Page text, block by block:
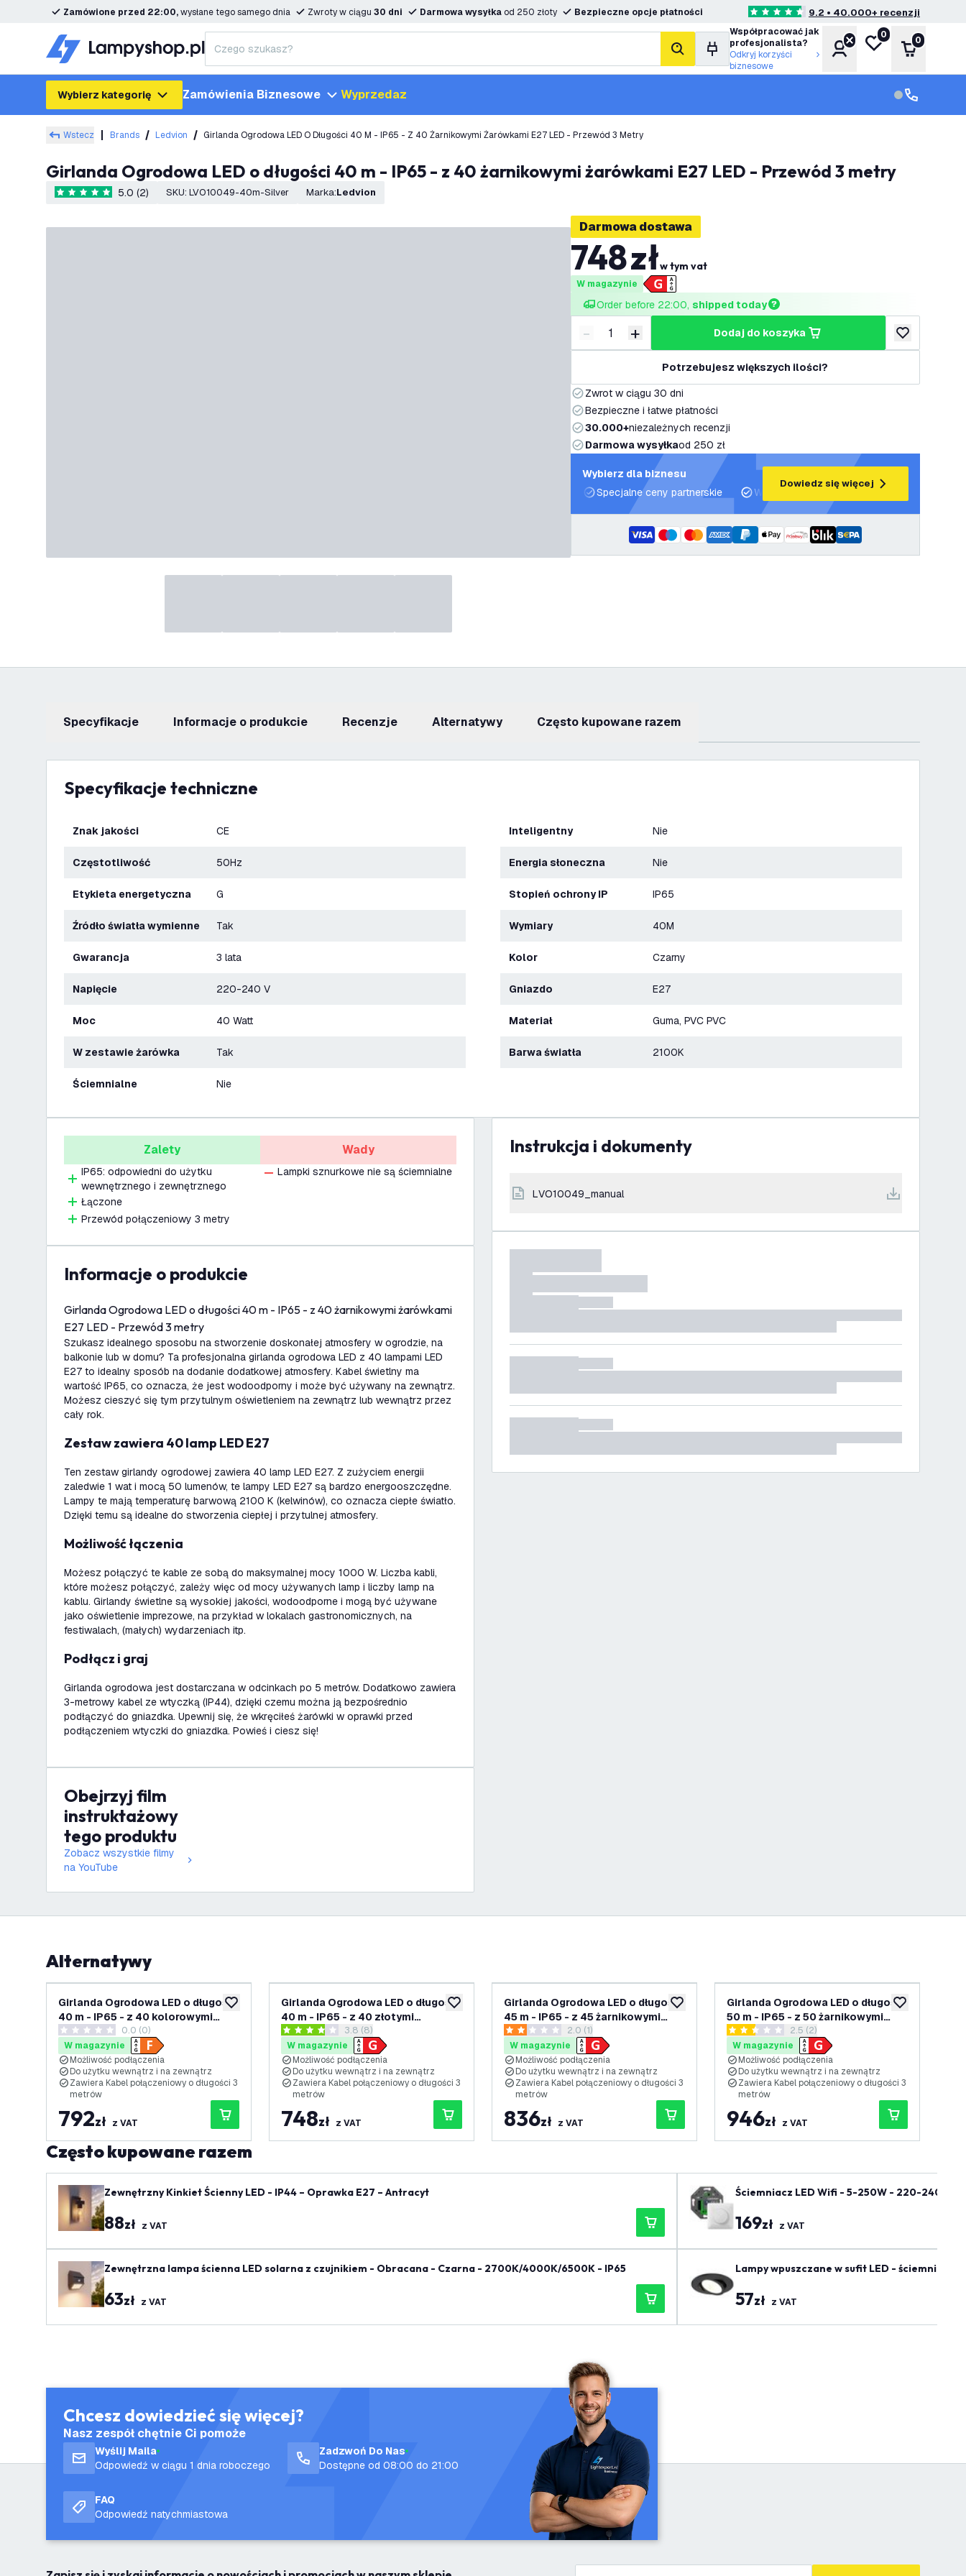
Zamówione przed 22:00,wysłane tego samego dnia Zwroty w ciągu 30 dni Darmowa wysyłka od 250 złoty Bezpieczne opcje płatności 4.6 Gwiazdki oceny9.2 • 40.000+ recenzji
Szukaj
Współpracować jak
profesjonalista?
Odkryj korzyści
biznesowe
KontoMoja lista życzeń
0
Koszyk
0
Wybierz kategorię Zamówienia Biznesowe Wyprzedaz Obsługa
Obsługa
Wstecz Brands Ledvion Girlanda Ogrodowa LED O Długości 40 M - IP65 - Z 40 Żarnikowymi Żarówkami E27 LED - Przewód 3 Metry
Girlanda Ogrodowa LED o długości 40 m - IP65 - z 40 żarnikowymi żarówkami E27 LED - Przewód 3 metry
5 Gwiazdki oceny
5.0 (2) SKU: LVO10049-40m-Silver Marka: Ledvion
Darmowa dostawa
748złw tym vat
W magazynie
Order before 22:00, shipped today
Zmniejsz ilość
- Zwiększ ilość
+ dodaj do koszyka
dodaj do listy
Potrzebujesz większych ilości?
Zwrot w ciągu 30 dni
Bezpieczne i łatwe płatności
30.000+niezależnych recenzji
Darmowa wysyłkaod 250 zł
Wybierz dla biznesu
Specjalne ceny partnerskie
Wsparcie projektowe i plany oświetleniowe
Dowiedz się więcej
Specyfikacje informacje o produkcie recenzje Alternatywy Często kupowane razem
Specyfikacje techniczne
Znak jakości CE
Częstotliwość 50Hz
Etykieta energetyczna G
Źródło światła wymienne Tak
Gwarancja 3 lata
Napięcie 220-240 V
Moc 40 Watt
W zestawie żarówka Tak
Ściemnialne Nie
Inteligentny Nie
energia słoneczna Nie
Stopień ochrony IP IP65
Wymiary 40M
Kolor Czarny
Gniazdo E27
Materiał Guma, PVC PVC
Barwa światła 2100K
Zalety
IP65: odpowiedni do użytku
wewnętrznego i zewnętrznego
Łączone
Przewód połączeniowy 3 metry
Wady
Lampki sznurkowe nie są ściemnialne
informacje o produkcie
Girlanda Ogrodowa LED o długości 40 m - IP65 - z 40 żarnikowymi żarówkami
E27 LED - Przewód 3 metry
Szukasz idealnego sposobu na stworzenie doskonałej atmosfery w ogrodzie, na
balkonie lub w domu? Ta profesjonalna girlanda ogrodowa LED z 40 lampami LED
E27 to idealny sposób na dodanie dodatkowej atmosfery. Kabel świetlny ma
wartość IP65, co oznacza, że jest wodoodporny i może być używany na zewnątrz.
Możesz cieszyć się tym przytulnym oświetleniem na zewnątrz lub wewnątrz przez
cały rok.
Zestaw zawiera 40 lamp LED E27
Ten zestaw girlandy ogrodowej zawiera 40 lamp LED E27. Z zużyciem energii
zaledwie 1 wat i mocą 50 lumenów, te lampy LED E27 są bardzo energooszczędne.
Lampy te mają temperaturę barwową 2100 K (kelwinów), co oznacza ciepłe światło.
Dzięki temu są idealne do stworzenia ciepłej i przytulnej atmosfery.
Możliwość łączenia
Możesz połączyć te kable ze sobą do maksymalnej mocy 1000 W. Liczba kabli,
które możesz połączyć, zależy więc od mocy używanych lamp i liczby lamp na
kablu. Girlandy świetlne są wysokiej jakości, wodoodporne i mogą być używane
jako oświetlenie imprezowe, na przykład w lokalach gastronomicznych, na
festiwalach, (małych) wydarzeniach itp.
Podłącz i graj
Girlanda ogrodowa jest dostarczana w odcinkach po 5 metrów. Dodatkowo zawiera
3-metrowy kabel ze wtyczką (IP44), dzięki czemu można ją bezpośrednio
podłączyć do gniazdka. Upewnij się, że wkręciłeś żarówki w oprawki przed
podłączeniem wtyczki do gniazdka. Powieś i ciesz się!
Obejrzyj film
instruktażowy
tego produktu
Zobacz wszystkie filmy
na YouTube
Instrukcja i dokumenty
LVO10049_manual
Alternatywy
dodaj do listy życzeń
Girlanda Ogrodowa LED o długości
40 m - IP65 - z 40 kolorowymi
żarówkami E27 LED - Przewód 3
metry
0 Gwiazdki oceny0.0 (0)
W magazynie
Możliwość podłączenia
Do użytku wewnątrz i na zewnątrz
Zawiera Kabel połączeniowy o długości 3
metrów
792zł z VAT
dodaj do listy życzeń
Girlanda Ogrodowa LED o długości
40 m - IP65 - z 40 złotymi
żarówkami E27 LED - Przewód 3
metry
otwórz panel recenzji
3.8 Gwiazdki oceny
3.8 (8)
W magazynie
Możliwość podłączenia
Do użytku wewnątrz i na zewnątrz
Zawiera Kabel połączeniowy o długości 3
metrów
748zł z VAT
dodaj do listy życzeń
Girlanda Ogrodowa LED o długości
45 m - IP65 - z 45 żarnikowymi
żarówkami E27 LED - Przewód 3
metry
otwórz panel recenzji
2 Gwiazdki oceny2.0 (1)
W magazynie
Możliwość podłączenia
Do użytku wewnątrz i na zewnątrz
Zawiera Kabel połączeniowy o długości 3
metrów
836zł z VAT
dodaj do listy
Girlanda Ogrodowa LED o długości
50 m - IP65 - z 50 żarnikowymi
żarówkami E27 LED - Przewód 3
metry
otwórz panel recenzji
2.5 Gwiazdki oceny
2.5 (2)
W magazynie
Możliwość podłączenia
Do użytku wewnątrz i na zewnątrz
Zawiera Kabel połączeniowy o długości 3
metrów
946zł z VAT
Często kupowane razem
Zewnętrzny Kinkiet Ścienny LED - IP44 – Oprawka E27 – Antracyt
88zł z VAT
Zewnętrzna lampa ścienna LED solarna z czujnikiem - Obracana - Czarna - 2700K/4000K/6500K - IP65
63zł z VAT
Ściemniacz LED Wifi - 5-250W - 220-240V -
169zł z VAT
Lampy wpuszczane w sufit LED - ściemniane
57zł z VAT
Chcesz dowiedzieć się więcej?
Nasz zespół chętnie Ci pomoże
Wyślij Maila
Odpowiedź w ciągu 1 dnia roboczego
Zadzwoń Do Nas
Dostępne od 08:00 do 21:00
FAQ
Odpowiedź natychmiastowa